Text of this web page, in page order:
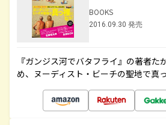
BOOKS
2016.09.30 発売
『ガンジス河でバタフライ』の著者た
め、ヌーディスト・ビーチの聖地で真